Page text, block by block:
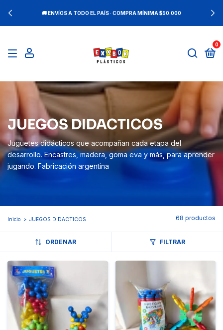
🚚 ENVÍOS A TODO EL PAÍS · COMPRA MÍNIMA $50.000
0
JUEGOS DIDACTICOS
Juguetes didácticos que acompañan cada etapa del
desarrollo. Encastres, madera, goma eva y más, para aprender
jugando. Fabricación argentina
Inicio > JUEGOS DIDACTICOS 68 productos
ORDENAR FILTRAR